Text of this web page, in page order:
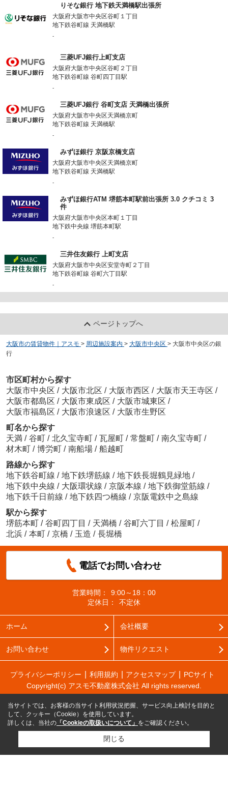
りそな銀行 地下鉄天満橋駅出張所
大阪府大阪市中央区谷町１丁目
地下鉄谷町線 天満橋駅
-
三菱UFJ銀行上町支店
大阪府大阪市中央区谷町２丁目
地下鉄谷町線 谷町四丁目駅
-
三菱UFJ銀行 谷町支店 天満橋出張所
大阪府大阪市中央区天満橋京町
地下鉄谷町線 天満橋駅
-
みずほ銀行 京阪京橋支店
大阪府大阪市中央区天満橋京町
地下鉄谷町線 天満橋駅
-
みずほ銀行ATM 堺筋本町駅前出張所 3.0 クチコミ 3
件
大阪府大阪市中央区本町１丁目
地下鉄中央線 堺筋本町駅
-
三井住友銀行 上町支店
大阪府大阪市中央区安堂寺町２丁目
地下鉄谷町線 谷町六丁目駅
-
ページトップへ
大阪市の賃貸物件｜アスモ > 周辺施設案内 > 大阪市中央区 > 大阪市中央区の銀
行
市区町村から探す
大阪市中央区 / 大阪市北区 / 大阪市西区 / 大阪市天王寺区 /
大阪市都島区 / 大阪市東成区 / 大阪市城東区 /
大阪市福島区 / 大阪市浪速区 / 大阪市生野区
町名から探す
天満 / 谷町 / 北久宝寺町 / 瓦屋町 / 常盤町 / 南久宝寺町 /
材木町 / 博労町 / 南船場 / 船越町
路線から探す
地下鉄谷町線 / 地下鉄堺筋線 / 地下鉄長堀鶴見緑地 /
地下鉄中央線 / 大阪環状線 / 京阪本線 / 地下鉄御堂筋線 /
地下鉄千日前線 / 地下鉄四つ橋線 / 京阪電鉄中之島線
駅から探す
堺筋本町 / 谷町四丁目 / 天満橋 / 谷町六丁目 / 松屋町 /
北浜 / 本町 / 京橋 / 玉造 / 長堀橋
電話でお問い合わせ
営業時間：
9:00～18：00
定休日：
不定休
ホーム 会社概要
お問い合わせ 物件リクエスト
プライバシーポリシー 利用規約 アクセスマップ
PCサイト
Copyright(c) アスモ不動産株式会社 All rights reserved.
当サイトでは、お客様の当サイト利用状況把握、サービス向上検討を目的と
して、クッキー（Cookie）を使用しています。
詳しくは、当社の 「Cookieの取扱いについて」 をご確認ください。
閉じる